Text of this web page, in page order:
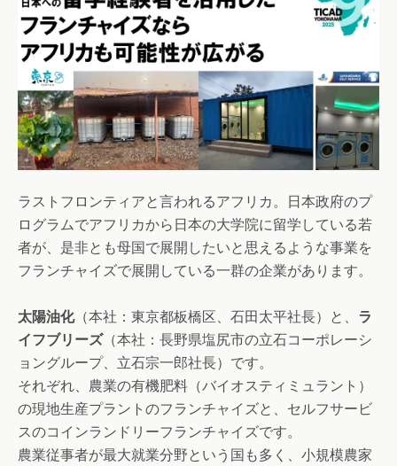
ラストフロンティアと言われるアフリカ。日本政府のプ
ログラムでアフリカから日本の大学院に留学している若
者が、是非とも母国で展開したいと思えるような事業を
フランチャイズで展開している一群の企業があります。
太陽油化（本社：東京都板橋区、石田太平社長）と、 ラ
イフブリーズ（本社：長野県塩尻市の立石コーポレーシ
ョングループ、立石宗一郎社長）です。
それぞれ、農業の有機肥料（バイオスティミュラント）
の現地生産プラントのフランチャイズと、セルフサービ
スのコインランドリーフランチャイズです。
農業従事者が最大就業分野という国も多く、小規模農家